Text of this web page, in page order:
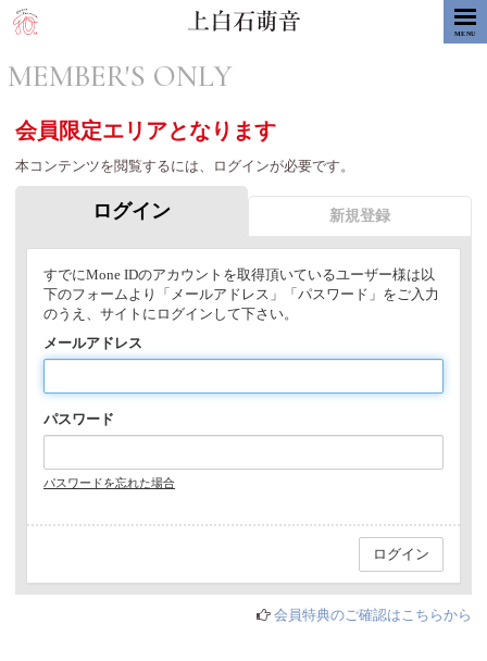
MENU
MEMBER'S ONLY
会員限定エリアとなります
本コンテンツを閲覧するには、ログインが必要です。
ログイン 新規登録
すでにMone IDのアカウントを取得頂いているユーザー様は以
下のフォームより「メールアドレス」「パスワード」をご入力
のうえ、サイトにログインして下さい。
メールアドレス
パスワード
パスワードを忘れた場合
会員特典のご確認はこちらから